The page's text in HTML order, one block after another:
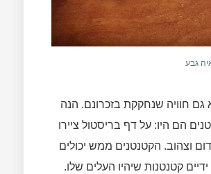
גבע
גם חוויה שנחקקת בזכרונם. הנה
הם היו: על דף בריסטול ציירו
וצהוב. הקטנטנים ממש יכולים
קטנטנות שיהיו העלים שלו.